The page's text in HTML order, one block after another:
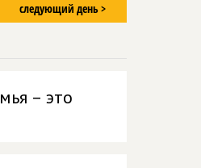
следующий день >
– это